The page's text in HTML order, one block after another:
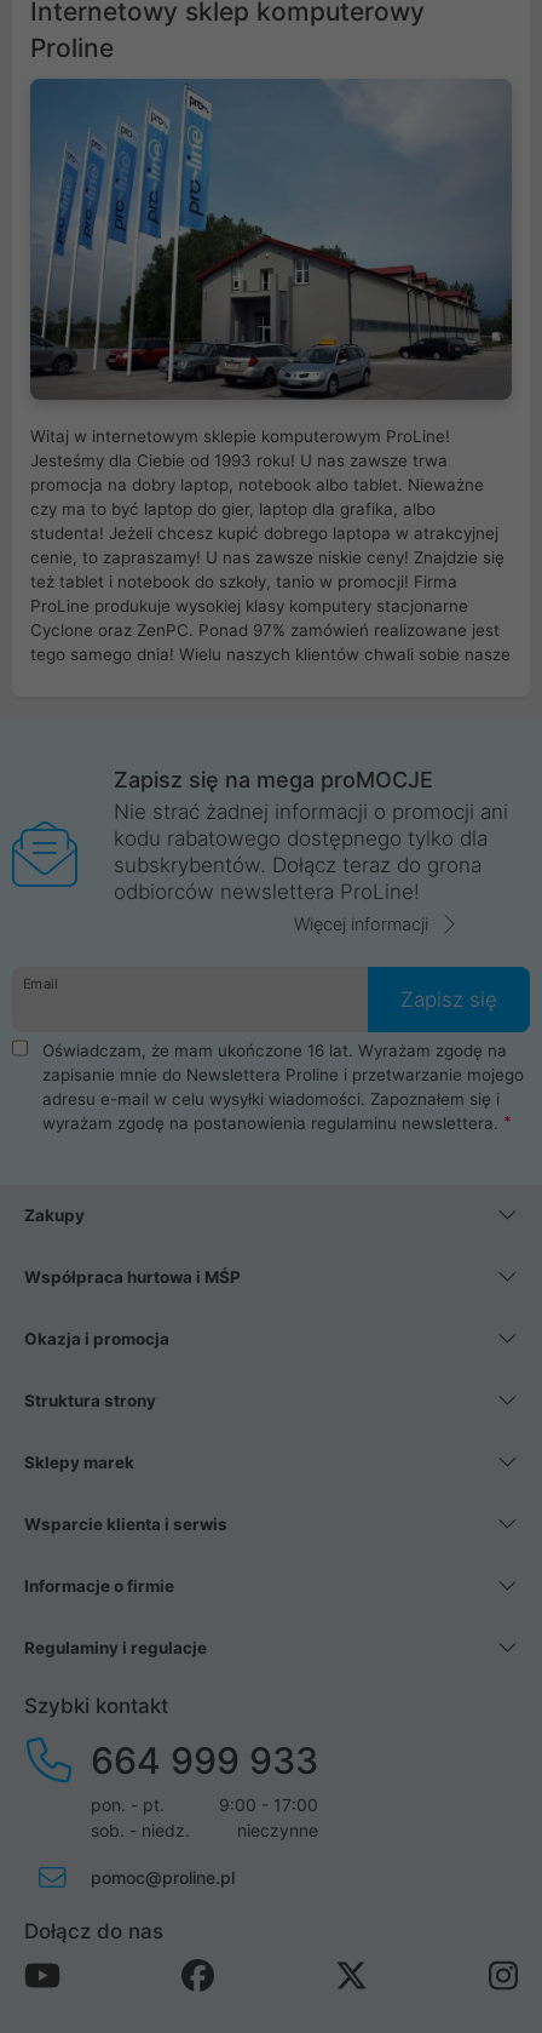
Internetowy sklep komputerowy
Proline
Witaj w internetowym sklepie komputerowym ProLine!
Jesteśmy dla Ciebie od 1993 roku! U nas zawsze trwa
promocja na dobry laptop, notebook albo tablet. Nieważne
czy ma to być laptop do gier, laptop dla grafika, albo
studenta! Jeżeli chcesz kupić dobrego laptopa w atrakcyjnej
cenie, to zapraszamy! U nas zawsze niskie ceny! Znajdzie się
też tablet i notebook do szkoły, tanio w promocji! Firma
ProLine produkuje wysokiej klasy komputery stacjonarne
Cyclone oraz ZenPC. Ponad 97% zamówień realizowane jest
tego samego dnia! Wielu naszych klientów chwali sobie nasze
Wrocław, Poznań, Legnica, Katowice, Gliwice, Kalisz, Bytom,
Trzebnica, Opole. Szybka i profesjonalna obsługa!
ProLine to polska firma ze 100% polskim kapitałem. Działamy
legalnie i płacimy podatki w naszym kraju! Posiadamy siedzibę
główną w Mirkowie oraz salony na terenie kraju. Cała
komunikacja ze sklepem komputerowym ProLine jest
danych osobowych. Dlatego zakup notebooka albo laptopa w
ProLine to czysta przyjemność i pełne bezpieczeństwo.
Zaopatrzysz się u nas w akcesoria i części komputerowe
takie jak procesory, karty graficzne, płyty główne, pamięci,
dyski SSD, M.2 oraz HDD. Nasi pracownicy pomogą Ci wybrać
najlepszy zasilacz komputerowy oraz obudowę do komputera.
Poza komputerami mamy również najlepsze na rynku
Smartfony takich producentów jak Xiaomi, Apple, Samsung i
wentylatory. Na koniec mając już to wszystko, możesz
Zapisz się na mega proMOCJE
Nie strać żadnej informacji o promocji ani
kodu rabatowego dostępnego tylko dla
subskrybentów. Dołącz teraz do grona
odbiorców newslettera ProLine!
Więcej informacji
Email
Zapisz się
Oświadczam, że mam ukończone 16 lat. Wyrażam zgodę na
zapisanie mnie do Newslettera Proline i przetwarzanie mojego
adresu e-mail w celu wysyłki wiadomości. Zapoznałem się i
wyrażam zgodę na postanowienia regulaminu newslettera.
Zakupy
Współpraca hurtowa i MŚP
Okazja i promocja
Struktura strony
Sklepy marek
Wsparcie klienta i serwis
Informacje o firmie
Regulaminy i regulacje
Szybki kontakt
664 999 933
pon. - pt.
9:00 - 17:00
sob. - niedz.
nieczynne
pomoc@proline.pl
Dołącz do nas